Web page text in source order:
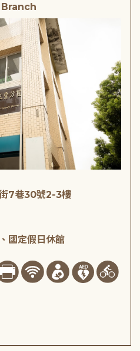
7巷30號2-3樓
國定假日休館